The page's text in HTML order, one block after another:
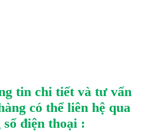
tin chi tiết và tư vấn
có thể liên hệ qua
số điện thoại :